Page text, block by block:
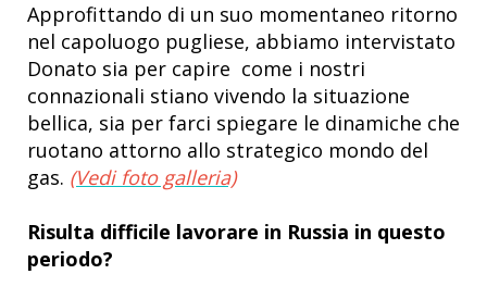
Approfittando di un suo momentaneo ritorno
nel capoluogo pugliese, abbiamo intervistato
Donato sia per capire come i nostri
connazionali stiano vivendo la situazione
bellica, sia per farci spiegare le dinamiche che
ruotano attorno allo strategico mondo del
gas. (Vedi foto galleria)
Risulta difficile lavorare in Russia in questo
periodo?